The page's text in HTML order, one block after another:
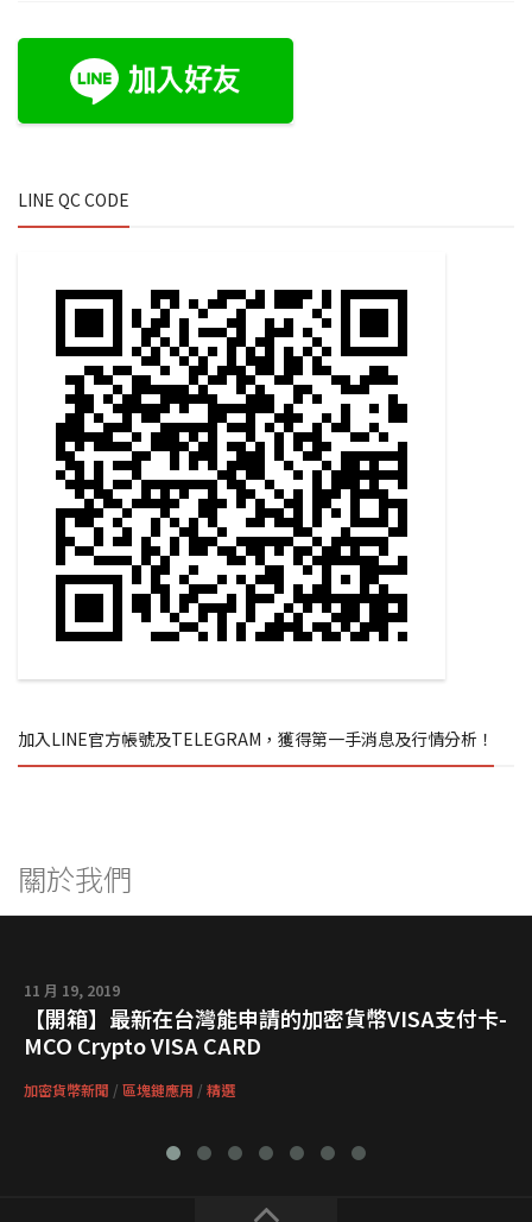
LINE QC CODE
加入LINE官方帳號及TELEGRAM，獲得第一手消息及行情分析！
關於我們
11 月 19, 2019
【開箱】最新在台灣能申請的加密貨幣VISA支付卡-
MCO Crypto VISA CARD
加密貨幣新聞 / 區塊鏈應用 / 精選